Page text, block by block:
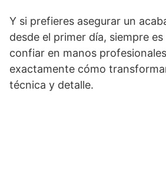
Y si prefieres asegurar un
desde el primer día, siempre es
confiar en manos
exactamente cómo
técnica y detalle.